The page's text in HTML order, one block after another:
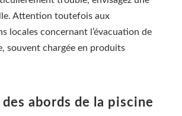
Attention toutefois aux
locales concernant l’évacuation de
souvent chargée en produits
abords de la piscine